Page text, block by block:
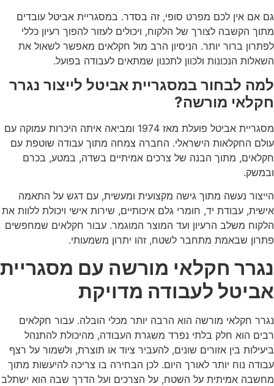
גם אם אין לכם מפרט סופי, זה בסדר. במסגריית אביטל עובדים
מתוך הקשבה לצורך של הלקוח, ויכולים לעזור להפוך רעיון כללי
לפתרון ברור יותר. הניסיון הרב מול חקלאים מאפשר לשאול את
השאלות הנכונות ולכוון לתכנון שמתאים לעבודה בפועל.
למה לבחור במסגריית אביטל לייצור נגרר
חקלאי מורשה?
מסגריית אביטל פועלת מאז 1974 ומביאה איתה היכרות עמוקה עם
עולם החקלאות הישראלי. החברה צמחה מתוך עבודה שוטפת עם
חקלאים, מתוך הבנה של צרכים אמיתיים בשדה, במטע, בכרם
ובמשק.
הייצור נעשה מתוך גישה מקצועית ומעשית, עם דגש על התאמה
אישית, עבודת יד, חומרי גלם איכותיים, שירות אישי ויכולת ללוות את
הלקוח משלב הרעיון ועד המוצר המוגמר. עבור חקלאים שמחפשים
פתרון שבאמת מתחבר לשטח, זהו יתרון משמעותי.
נגרר חקלאי מורשה עם מסגריית
אביטל לעבודה מדויקת
נגרר חקלאי מורשה הוא הרבה יותר מכלי הובלה. עבור חקלאים
רבים הוא חלק בלתי נפרד משגרת העבודה, מהיכולת להתנהל
ביעילות בין אזורים שונים, להעביר ציוד או תוצרת, ולשמור על רצף
עבודה נוח יותר לאורך היום. לכן הבחירה בו צריכה להיעשות מתוך
מחשבה אמיתית על השטח, על הצרכים ועל הדרך שבה הוא ישתלב